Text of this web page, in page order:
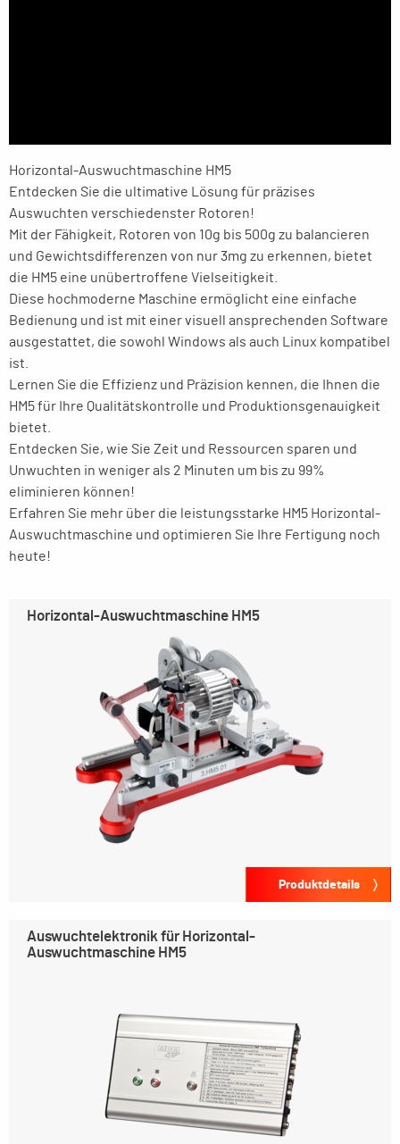
Horizontal-Auswuchtmaschine HM5
Entdecken Sie die ultimative Lösung für präzises
Auswuchten verschiedenster Rotoren!
Mit der Fähigkeit, Rotoren von 10g bis 500g zu balancieren
und Gewichtsdifferenzen von nur 3mg zu erkennen, bietet
die HM5 eine unübertroffene Vielseitigkeit.
Diese hochmoderne Maschine ermöglicht eine einfache
Bedienung und ist mit einer visuell ansprechenden Software
ausgestattet, die sowohl Windows als auch Linux kompatibel
ist.
Lernen Sie die Effizienz und Präzision kennen, die Ihnen die
HM5 für Ihre Qualitätskontrolle und Produktionsgenauigkeit
bietet.
Entdecken Sie, wie Sie Zeit und Ressourcen sparen und
Unwuchten in weniger als 2 Minuten um bis zu 99%
eliminieren können!
Erfahren Sie mehr über die leistungsstarke HM5 Horizontal-
Auswuchtmaschine und optimieren Sie Ihre Fertigung noch
heute!
Horizontal-Auswuchtmaschine HM5
Produktdetails
Auswuchtelektronik für Horizontal-
Auswuchtmaschine HM5